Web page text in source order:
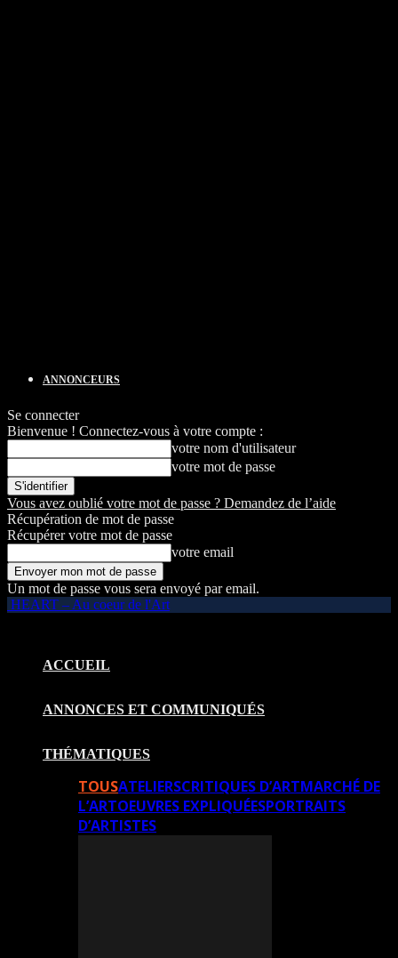
ANNONCEURS
Se connecter
Bienvenue ! Connectez-vous à votre compte :
votre nom d'utilisateur
votre mot de passe
Vous avez oublié votre mot de passe ? Demandez de l’aide
Récupération de mot de passe
Récupérer votre mot de passe
votre email
Un mot de passe vous sera envoyé par email.
HEART – Au coeur de l'Art
ACCUEIL
ANNONCES ET COMMUNIQUÉS
THÉMATIQUES
TOUSATELIERSCRITIQUES D’ARTMARCHÉ DE
L’ARTOEUVRES EXPLIQUÉESPORTRAITS
D’ARTISTES